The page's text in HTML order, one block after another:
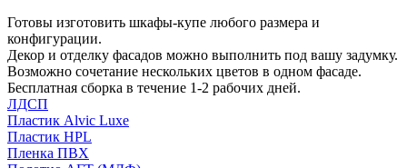
Готовы изготовить шкафы-купе любого размера и
конфигурации.
Декор и отделку фасадов можно выполнить под вашу задумку.
Возможно сочетание нескольких цветов в одном фасаде.
Бесплатная сборка в течение 1-2 рабочих дней.
ЛДСП
Пластик Alvic Luxe
Пластик HPL
Пленка ПВХ